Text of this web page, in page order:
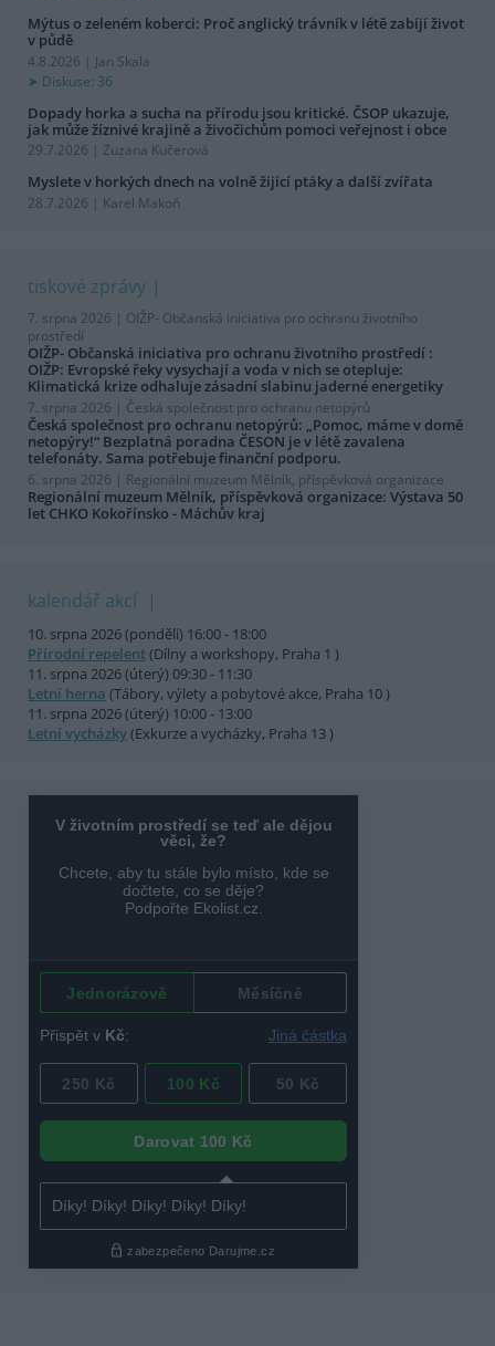
Mýtus o zeleném koberci: Proč anglický trávník v létě zabíjí život
v půdě
4.8.2026 | Jan Skala
Diskuse: 36
Dopady horka a sucha na přírodu jsou kritické. ČSOP ukazuje,
jak může žíznivé krajině a živočichům pomoci veřejnost i obce
29.7.2026 | Zuzana Kučerová
Myslete v horkých dnech na volně žijící ptáky a další zvířata
28.7.2026 | Karel Makoň
tiskové zprávy
7. srpna 2026 | OIŽP- Občanská iniciativa pro ochranu životního
prostředí
OIŽP- Občanská iniciativa pro ochranu životního prostředí :
OIŽP: Evropské řeky vysychají a voda v nich se otepluje:
Klimatická krize odhaluje zásadní slabinu jaderné energetiky
7. srpna 2026 | Česká společnost pro ochranu netopýrů
Česká společnost pro ochranu netopýrů: „Pomoc, máme v domě
netopýry!“ Bezplatná poradna ČESON je v létě zavalena
telefonáty. Sama potřebuje finanční podporu.
6. srpna 2026 | Regionální muzeum Mělník, příspěvková organizace
Regionální muzeum Mělník, příspěvková organizace: Výstava 50
let CHKO Kokořínsko - Máchův kraj
kalendář akcí
10. srpna 2026 (pondělí) 16:00 - 18:00
Přírodní repelent(Dílny a workshopy, Praha 1 )
11. srpna 2026 (úterý) 09:30 - 11:30
Letní herna (Tábory, výlety a pobytové akce, Praha 10 )
11. srpna 2026 (úterý) 10:00 - 13:00
Letní vycházky(Exkurze a vycházky, Praha 13 )